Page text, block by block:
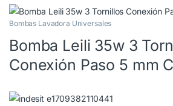
Bombas Lavadora Universales
Bomba Leili 35w 3
Conexión Paso 5 mm